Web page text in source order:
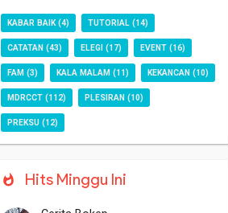
KABAR BAIK (4) TUTORIAL (14)
CATATAN (43) ELEGI (17) EVENT (16)
FAM (3) KALA MALAM (11) KEKANCAN (10)
MDRCCT (112) PLESIRAN (10)
PREKSU (12)
Hits Minggu Ini